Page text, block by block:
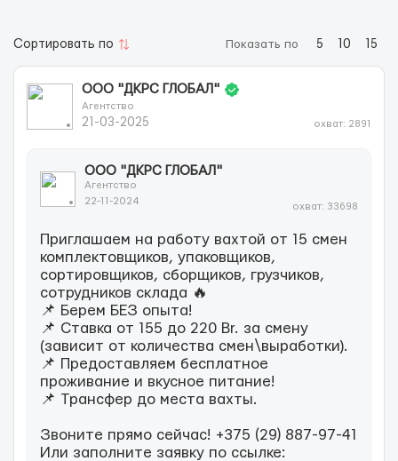
Сортировать по Показать по 5 10 15
OOO "ДКРС ГЛОБАЛ"
Агентство
21-03-2025 охват: 2891
OOO "ДКРС ГЛОБАЛ"
Агентство
22-11-2024
охват: 33698
Приглашаем на работу вахтой от 15 смен
комплектовщиков, упаковщиков,
сортировщиков, сборщиков, грузчиков,
сотрудников склада 🔥
📌 Берем БЕЗ опыта!
📌 Ставка от 155 до 220 Br. за смену
(зависит от количества смен\выработки).
📌 Предоставляем бесплатное
проживание и вкусное питание!
📌 Трансфер до места вахты.
Звоните прямо сейчас! +375 (29) 887-97-41
Или заполните заявку по ссылке: